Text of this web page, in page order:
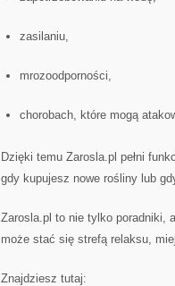
zasilaniu,
mrozoodporności,
chorobach, które mogą
Dzięki temu Zarosla.pl pełni
gdy kupujesz nowe rośliny lub
Zarosla.pl to nie tylko poradniki,
może stać się strefą relaksu,
Znajdziesz tutaj: